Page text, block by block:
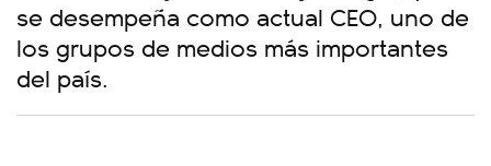
se desempeña como actual CEO, uno de
los grupos de medios más importantes
del país.